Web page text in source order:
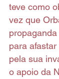
teve como
vez que
para
pela sua
o apoio da